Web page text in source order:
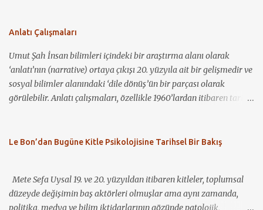
dönüşebildiğini, annelik kavramının toplum için ne demek
kullanılabileceğini görüyoruz. Birçok coğrafyada, çocuğa bakım
veren birincil kişinin anne olması gerektiği, anneliğin kutsallığı ve
bunun bir zorunlulukmuş gibi algılanması yadsınamaz bir gerçek.
Öte yandan, çocuk sahibi olmaya hazır hissetmeyen anne
ne yazık ki sıklıkla karşılaştığımız durumlardan. Filmdeki
Anlatı Çalışmaları
Umut Şah İnsan bilimleri içindeki bir araştırma alanı olarak
‘anlatı’nın (narrative) ortaya çıkışı 20. yüzyıla ait bir gelişmedir ve
sosyal bilimler alanındaki ‘dile dönüş’ün bir parçası olarak
görülebilir. Anlatı çalışmaları, özellikle 1960’lardan itibaren tarih,
disiplinler arası bir çalışma alanı hâline gelmiştir (Riessman ve
böylece geniş bir araştırma külliyatı ortaya çıkmıştır. Bununla
birlikte, bu kadar geniş bir alana yönelik yetkin bir inceleme
Le Bon’dan Bugüne Kitle Psikolojisine Tarihsel Bir Bakış
Mete Sefa Uysal 19. ve 20. yüzyıldan itibaren kitleler, toplumsal
düzeyde değişimin baş aktörleri olmuşlar ama aynı zamanda,
politika, medya ve bilim iktidarlarının gözünde patolojik,